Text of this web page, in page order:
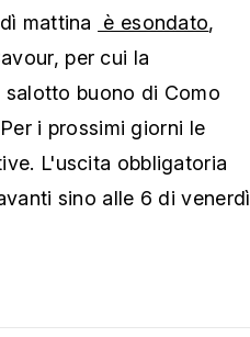
mattina
è esondato,
per cui la
buono di Como
i prossimi giorni le
L'uscita obbligatoria
sino alle 6 di venerdì